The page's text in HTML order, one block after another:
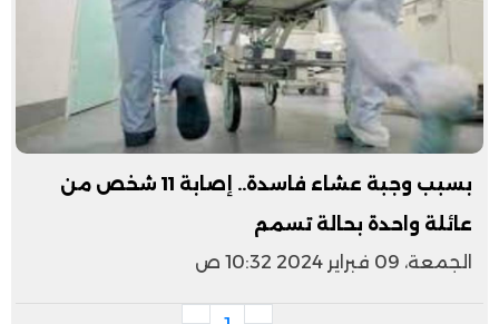
بسبب وجبة عشاء فاسدة.. إصابة 11 شخص من
عائلة واحدة بحالة تسمم
الجمعة، 09 فبراير 2024 10:32 ص